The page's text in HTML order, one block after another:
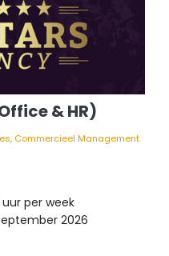
& HR)
Commercieel Management
per week
2026